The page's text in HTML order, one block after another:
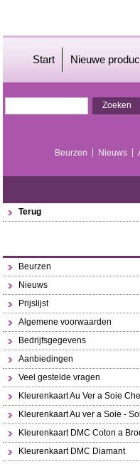
Start Nieuwe
Beurzen Nieuws
Terug
Beurzen
Nieuws
Prijslijst
Algemene voorwaarden
Bedrijfsgegevens
Aanbiedingen
Veel gestelde vragen
Kleurenkaart Au Ver a Soie
Kleurenkaart Au ver a Soie -
Kleurenkaart DMC Coton a
Kleurenkaart DMC Diamant